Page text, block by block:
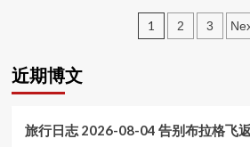
(Temple
三
年
忆
界
望
Posts
1 2 3
近期博文
旅行日志 2026-08-04 告别布拉格飞